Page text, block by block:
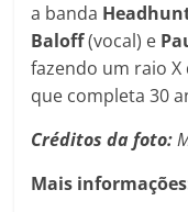
a banda
Baloff(vocal) e
fazendo um raio X
que completa 30
Créditos da foto:
Mais